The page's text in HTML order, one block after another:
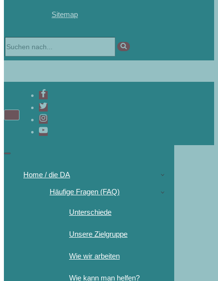
Sitemap
Home / die DA
Häufige Fragen (FAQ)
Unterschiede
Unsere Zielgruppe
Wie wir arbeiten
Wie kann man helfen?